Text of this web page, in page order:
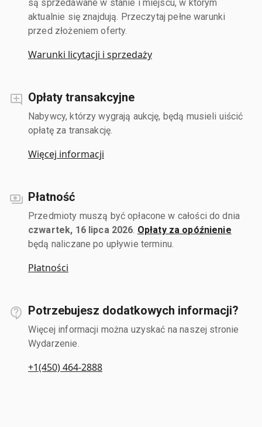
są sprzedawane w stanie i miejscu, w którym
aktualnie się znajdują. Przeczytaj pełne warunki
przed złożeniem oferty.
Warunki licytacji i sprzedaży
Opłaty transakcyjne
Nabywcy, którzy wygrają aukcję, będą musieli uiścić
opłatę za transakcję.
Więcej informacji
Płatność
Przedmioty muszą być opłacone w całości do dnia
czwartek, 16 lipca 2026 Opłaty za opóźnienie
będą naliczane po upływie terminu.
Płatności
Potrzebujesz dodatkowych informacji?
Więcej informacji można uzyskać na naszej stronie
Wydarzenie.
+1(450) 464-2888